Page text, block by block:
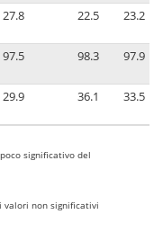
27.8 22.5 23.2
97.5 98.3 97.9
29.9 36.1 33.5
significativo del
valori non significativi